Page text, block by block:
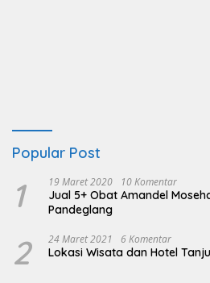
Popular Post
1 19 Maret 2020 10 Komentar
Jual 5+ Obat Amandel
Pandeglang
2 24 Maret 2021 6 Komentar
Lokasi Wisata dan Hotel